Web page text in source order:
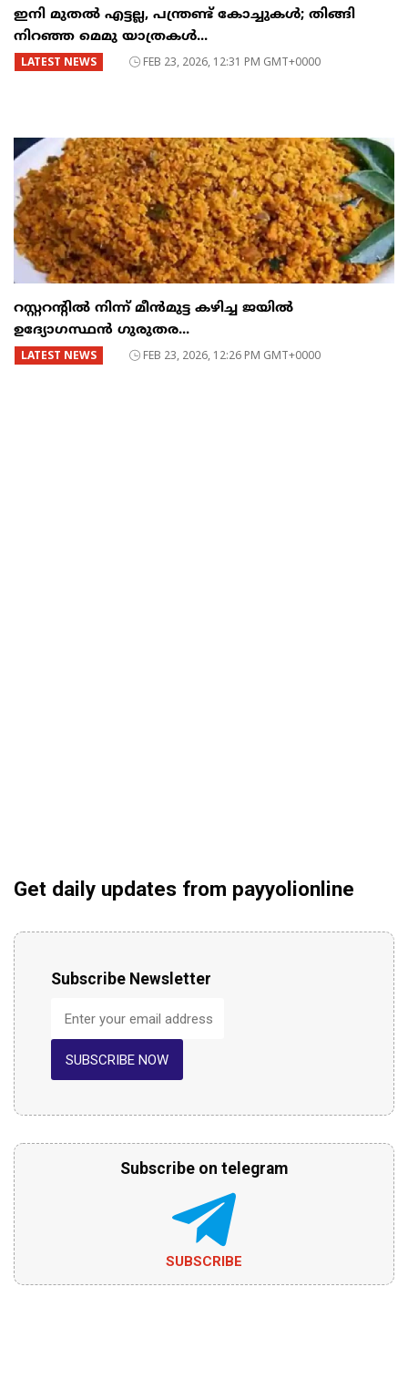
ഇനി മുതൽ എട്ടല്ല, പന്ത്രണ്ട് കോച്ചുകള്‍; തിങ്ങി
നിറഞ്ഞ മെമു യാത്രകൾ...
LATEST NEWS FEB 23, 2026, 12:31 PM GMT+0000
റസ്റ്ററന്റില്‍ നിന്ന് മീന്‍മുട്ട കഴിച്ച ജയില്‍
ഉദ്യോഗസ്ഥന്‍ ഗുരുതര...
LATEST NEWS FEB 23, 2026, 12:26 PM GMT+0000
Get daily updates from payyolionline
Subscribe Newsletter
SUBSCRIBE NOW
Subscribe on telegram
SUBSCRIBE